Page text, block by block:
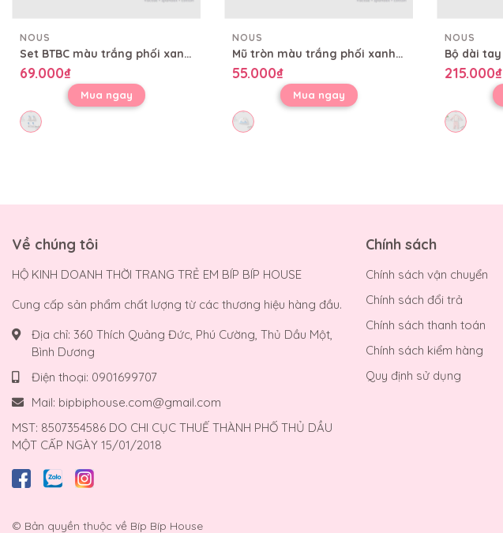
NOUS
Set BTBC màu trắng phối xanh họa tiết mèo sao hỏa
69.000₫
Mua ngay
NOUS
Mũ tròn màu trắng phối xanh in tràn họa tiết mèo phi hành gia
55.000₫
Mua ngay
NOUS
215.000₫
Về chúng tôi
HỘ KINH DOANH THỜI TRANG TRẺ EM BÍP BÍP HOUSE
Cung cấp sản phẩm chất lượng từ các thương hiệu hàng đầu.
Địa chỉ: 360 Thích Quảng Đức, Phú Cường, Thủ Dầu Một,
Bình Dương
Điện thoại: 0901699707
Mail: bipbiphouse.com@gmail.com
MST: 8507354586 DO CHI CỤC THUẾ THÀNH PHỐ THỦ DẦU
MỘT CẤP NGÀY 15/01/2018
Chính sách
Chính sách vận chuyển
Chính sách đổi trả
Chính sách thanh toán
Chính sách kiểm hàng
Quy định sử dụng
© Bản quyền thuộc về Bíp Bíp House